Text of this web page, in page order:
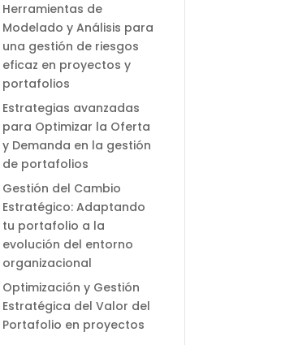
Herramientas de
Modelado y Análisis para
una gestión de riesgos
eficaz en proyectos y
portafolios
Estrategias avanzadas
para Optimizar la Oferta
y Demanda en la gestión
de portafolios
Gestión del Cambio
Estratégico: Adaptando
tu portafolio a la
evolución del entorno
organizacional
Optimización y Gestión
Estratégica del Valor del
Portafolio en proyectos